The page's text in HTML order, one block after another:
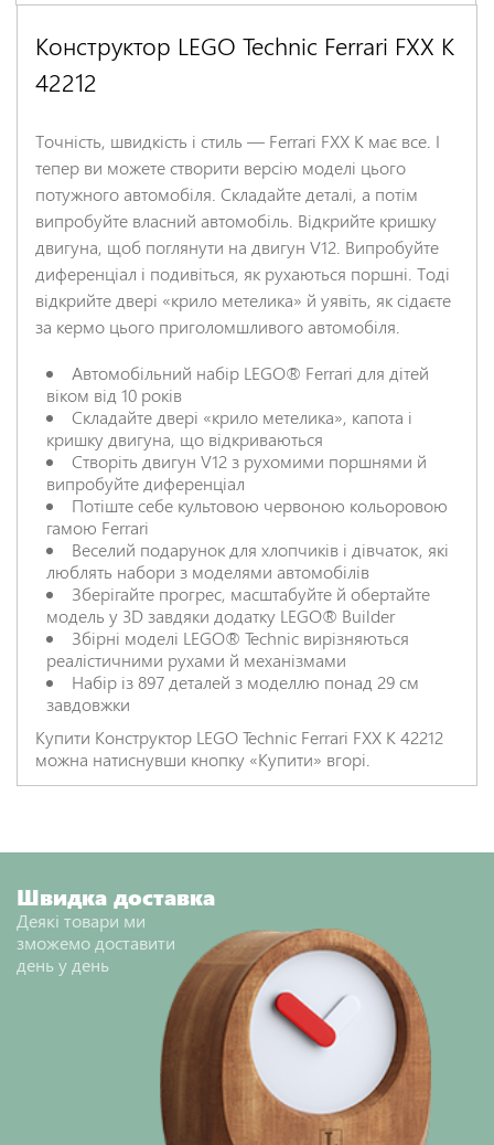
Конструктор LEGO Technic Ferrari FXX K
42212
Точність, швидкість і стиль — Ferrari FXX K має все. І
тепер ви можете створити версію моделі цього
потужного автомобіля. Складайте деталі, а потім
випробуйте власний автомобіль. Відкрийте кришку
двигуна, щоб поглянути на двигун V12. Випробуйте
диференціал і подивіться, як рухаються поршні. Тоді
відкрийте двері «крило метелика» й уявіть, як сідаєте
за кермо цього приголомшливого автомобіля.
Автомобільний набір LEGO® Ferrari для дітей
віком від 10 років
Складайте двері «крило метелика», капота і
кришку двигуна, що відкриваються
Створіть двигун V12 з рухомими поршнями й
випробуйте диференціал
Потіште себе культовою червоною кольоровою
гамою Ferrari
Веселий подарунок для хлопчиків і дівчаток, які
люблять набори з моделями автомобілів
Зберігайте прогрес, масштабуйте й обертайте
модель у 3D завдяки додатку LEGO® Builder
Збірні моделі LEGO® Technic вирізняються
реалістичними рухами й механізмами
Набір із 897 деталей з моделлю понад 29 см
завдовжки
Купити Конструктор LEGO Technic Ferrari FXX K 42212
можна натиснувши кнопку «Купити» вгорі.
Залишіть відгук про цей товар першими
*
Ім'я
*
Заголовок відгуку
*
Відгук
Швидка доставка
Деякі товари ми
зможемо доставити
день у день